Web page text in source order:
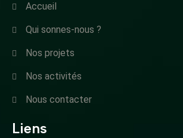
Accueil
Qui sonnes-nous ?
Nos projets
Nos activités
Nous contacter
Liens